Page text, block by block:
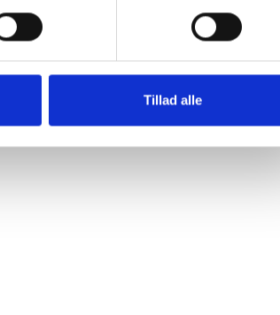
Tillad alle
produceret på højteknologiske maskiner